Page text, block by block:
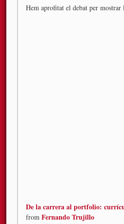
Hem aprofitat el debat per
De la carrera al portfolio:
from Fernando Trujillo